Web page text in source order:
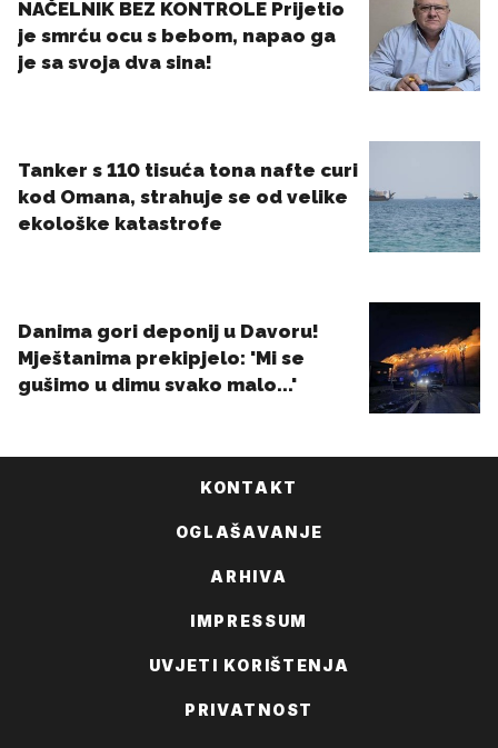
KONTAKT
OGLAŠAVANJE
ARHIVA
IMPRESSUM
UVJETI KORIŠTENJA
PRIVATNOST